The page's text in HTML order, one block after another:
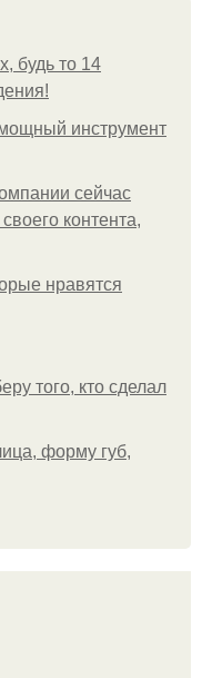
будь то 14
инструмент
сейчас
контента,
нравятся
того, кто сделал
форму губ,